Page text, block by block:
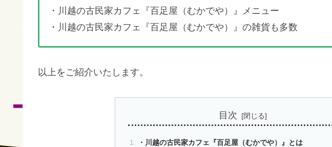
・川越の古民家カフェ『百足屋（むかでや）』メニュー
・川越の古民家カフェ『百足屋（むかでや）』の雑貨も多数
以上をご紹介いたします。
目次
・川越の古民家カフェ『百足屋（むかでや）』とは